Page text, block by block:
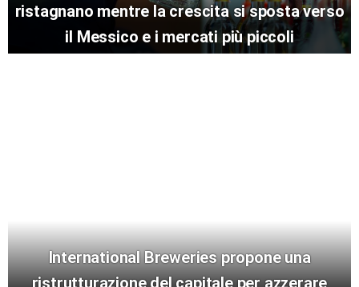
ristagnano mentre la crescita si sposta verso
il Messico e i mercati più piccoli
International Breweries propone una
ristrutturazione del capitale per azzerare